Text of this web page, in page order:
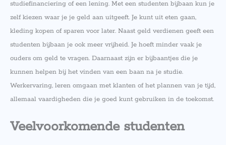
studiefinanciering of een lening. Met een studenten bijbaan kun je
zelf kiezen waar je je geld aan uitgeeft. Je kunt uit eten gaan,
kleding kopen of sparen voor later. Naast geld verdienen geeft een
studenten bijbaan je ook meer vrijheid. Je hoeft minder vaak je
ouders om geld te vragen. Daarnaast zijn er bijbaantjes die je
kunnen helpen bij het vinden van een baan na je studie.
Werkervaring, leren omgaan met klanten of het plannen van je tijd,
allemaal vaardigheden die je goed kunt gebruiken in de toekomst.
Veelvoorkomende studenten